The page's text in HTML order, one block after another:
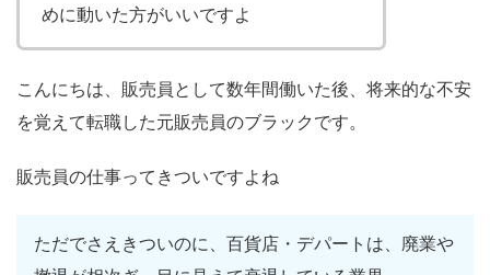
めに動いた方がいいですよ
こんにちは、販売員として数年間働いた後、将来的な不安
を覚えて転職した元販売員のブラックです。
販売員の仕事ってきついですよね
ただでさえきついのに、百貨店・デパートは、廃業や